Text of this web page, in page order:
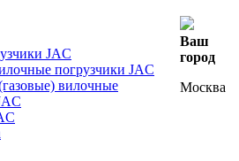
JAC
погрузчики JAC
вилочные
Ваш
город
Москва